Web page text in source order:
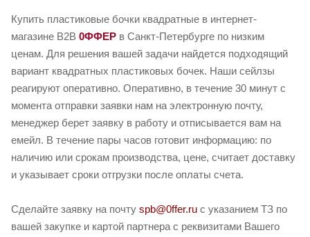
Купить пластиковые бочки квадратные в интернет-
магазине B2B 0ФФЕР в Санкт-Петербурге по низким
ценам. Для решения вашей задачи найдется подходящий
вариант квадратных пластиковых бочек. Наши сейлзы
реагируют оперативно. Оперативно, в течение 30 минут с
момента отправки заявки нам на электронную почту,
менеджер берет заявку в работу и отписывается вам на
емейл. В течение пары часов готовит информацию: по
наличию или срокам производства, цене, считает доставку
и указывает сроки отгрузки после оплаты счета.
Сделайте заявку на почту spb@0ffer.ru с указанием ТЗ по
вашей закупке и картой партнера с реквизитами Вашего